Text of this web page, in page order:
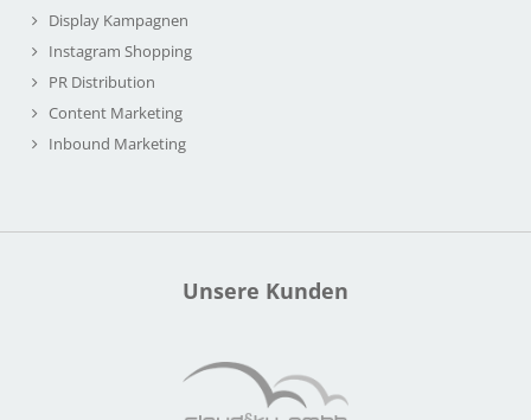
Display Kampagnen
Instagram Shopping
PR Distribution
Content Marketing
Inbound Marketing
Unsere Kunden